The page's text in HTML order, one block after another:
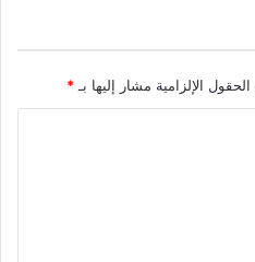
الحقول الإلزامية مشار إليها بـ *